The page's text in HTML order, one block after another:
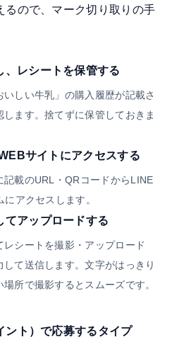
るので、マーク切り取りの手
、レシートを保管する
いしい牛乳」の購入履歴が記載さ
ます。捨てずに保管しておきま
サイトにアクセスする
記載のURL・QRコードからLINE
アクセスします。
てアップロードする
シートを撮影・アップロード
して送信します。文字がはっきり
所で撮影するとスムーズです。
ト）で応募するタイプ